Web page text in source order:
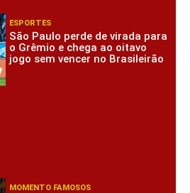
ESPORTES
São Paulo perde de virada para
o Grêmio e chega ao oitavo
jogo sem vencer no Brasileirão
MOMENTO FAMOSOS